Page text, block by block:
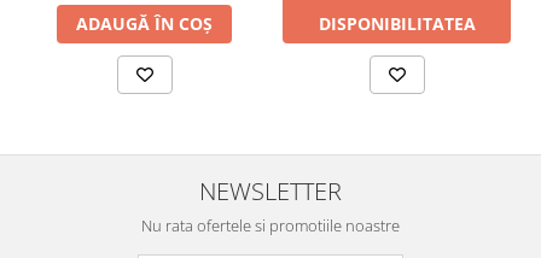
ADAUGĂ ÎN COȘ
DISPONIBILITATEA
NEWSLETTER
Nu rata ofertele si promotiile noastre